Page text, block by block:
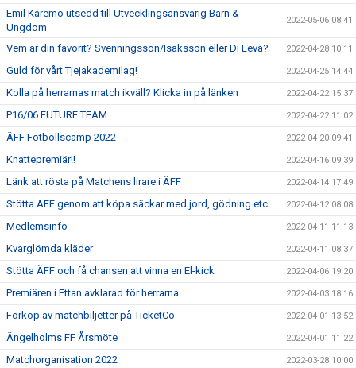
Emil Karemo utsedd till Utvecklingsansvarig Barn &
Ungdom
2022-05-06 08:41
Vem är din favorit? Svenningsson/Isaksson eller Di Leva? 2022-04-28 10:11
Guld för vårt Tjejakademilag! 2022-04-25 14:44
Kolla på herrarnas match ikväll? Klicka in på länken 2022-04-22 15:37
P16/06 FUTURE TEAM 2022-04-22 11:02
ÄFF Fotbollscamp 2022 2022-04-20 09:41
Knattepremiär!! 2022-04-16 09:39
Länk att rösta på Matchens lirare i ÄFF 2022-04-14 17:49
Stötta ÄFF genom att köpa säckar med jord, gödning etc 2022-04-12 08:08
Medlemsinfo 2022-04-11 11:13
Kvarglömda kläder 2022-04-11 08:37
Stötta ÄFF och få chansen att vinna en El-kick 2022-04-06 19:20
Premiären i Ettan avklarad för herrarna. 2022-04-03 18:16
Förköp av matchbiljetter på TicketCo 2022-04-01 13:52
Ängelholms FF Årsmöte 2022-04-01 11:22
Matchorganisation 2022 2022-03-28 10:00